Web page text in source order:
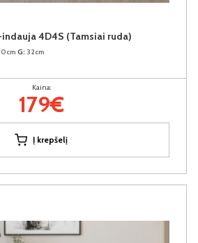
4D4S (Tamsiai ruda)
G: 32cm
Kaina:
179€
Į krepšelį